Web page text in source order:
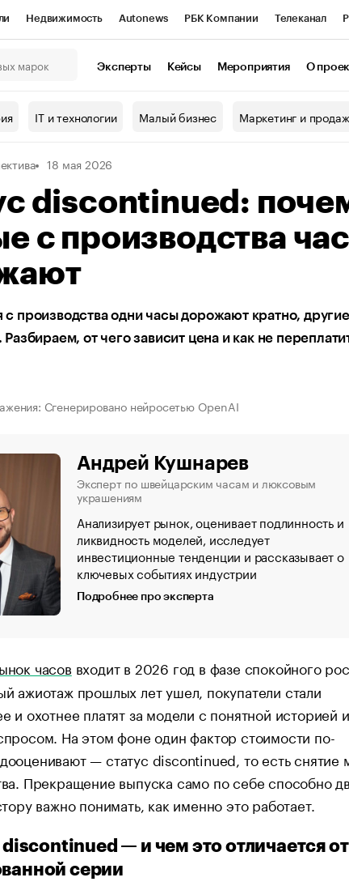
Недвижимость Autonews РБК Компании Телеканал
контрагентов
Эксперты Кейсы Мероприятия О
IT и технологии Малый бизнес Маркетинг и
18 мая 2026
discontinued:
с производства
с производства одни часы дорожают кратно,
Разбираем, от чего зависит цена и как не
Сгенерировано нейросетью OpenAI
Андрей Кушнарев
Эксперт по швейцарским часам и люксовым
украшениям
Анализирует рынок, оценивает подлинность и
ликвидность моделей, исследует
инвестиционные тенденции и рассказывает о
ключевых событиях индустрии
Подробнее про эксперта
часов входит в 2026 год в фазе спокойного
ажиотаж прошлых лет ушел, покупатели стали
и охотнее платят за модели с понятной историей и
На этом фоне один фактор стоимости по-
— статус discontinued, то есть снятие
Прекращение выпуска само по себе способно
важно понимать, как именно это работает.
discontinued — и чем это отличается от
серии